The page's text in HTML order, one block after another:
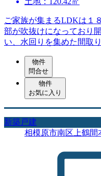
ご家族が集まるLDKは１
部が吹抜けになっており
い、水回りを集めた間取り
物件
問合せ
物件
お気に入り
新築戸建
相模原市南区上鶴間